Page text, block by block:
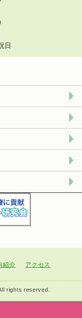
日
紹介 アクセス
rights reserved.